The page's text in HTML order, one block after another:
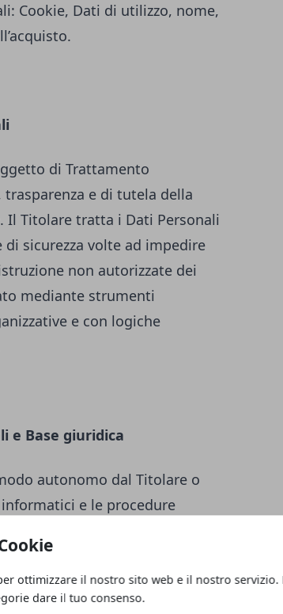
ottimizzare il nostro sito web e il nostro servizio.
dare il tuo consenso.
Cookie, Dati di utilizzo, nome,
di Trattamento
e di tutela della
Il Titolare tratta i Dati Personali
sicurezza volte ad impedire
non autorizzate dei
mediante strumenti
e con logiche
e Base giuridica
autonomo dal Titolare o
e le procedure
Sito web acquisiscono
tecnico-informatico (ad es.
operativo, il nome di
effettuato l’accesso o